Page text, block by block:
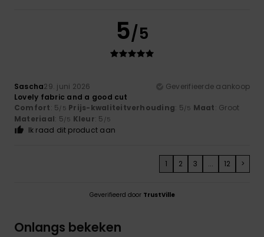
5/5
Sascha29. juni 2026
Geverifieerde aankoop
Lovely fabric and a good cut
Comfort: 5/5 Prijs-kwaliteitverhouding: 5/5 Maat: Groot
Materiaal: 5/5 Kleur: 5 /5
Ik raad dit product aan
1 2 3 ... 12 >
Geverifieerd door TrustVille
Onlangs bekeken